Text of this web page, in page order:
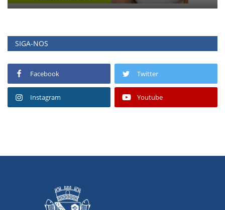
SIGA-NOS
Facebook Twitter
Instagram Youtube